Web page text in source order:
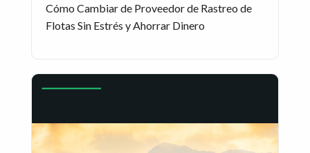
Cómo Cambiar de Proveedor de Rastreo de
Flotas Sin Estrés y Ahorrar Dinero